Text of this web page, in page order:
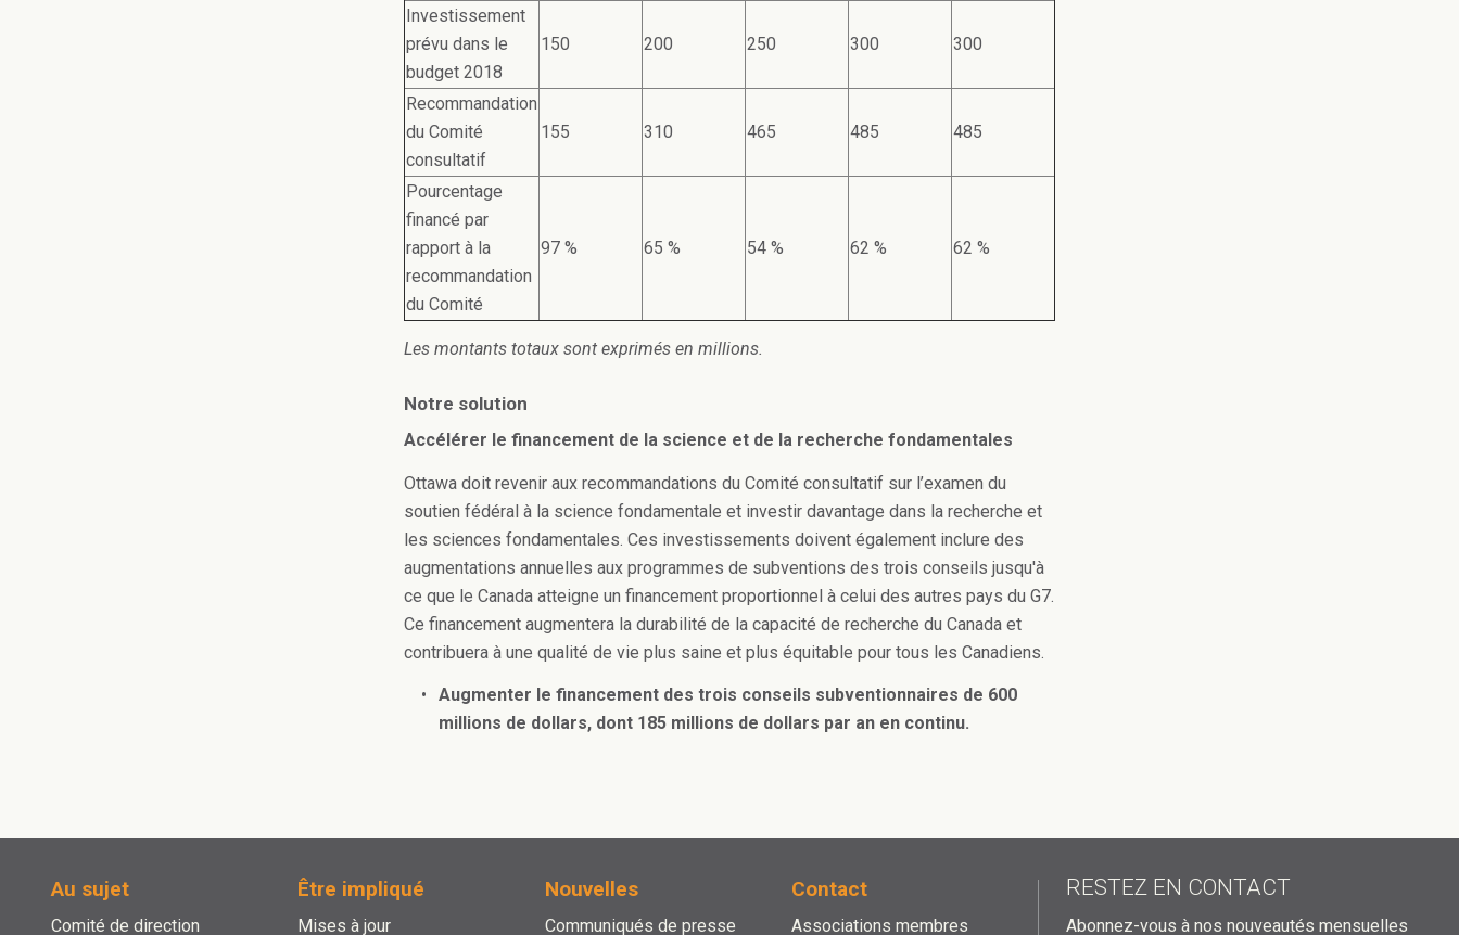
Investissement
prévu dans le
budget 2018
150 200 250 300 300
Recommandation
du Comité
consultatif
155 310 465 485 485
Pourcentage
financé par
rapport à la
recommandation
du Comité
97 % 65 % 54 % 62 % 62 %
Les montants totaux sont exprimés en millions.
Notre solution
Accélérer le financement de la science et de la recherche fondamentales
Ottawa doit revenir aux recommandations du Comité consultatif sur l’examen du
soutien fédéral à la science fondamentale et investir davantage dans la recherche et
les sciences fondamentales. Ces investissements doivent également inclure des
augmentations annuelles aux programmes de subventions des trois conseils jusqu'à
ce que le Canada atteigne un financement proportionnel à celui des autres pays du G7.
Ce financement augmentera la durabilité de la capacité de recherche du Canada et
contribuera à une qualité de vie plus saine et plus équitable pour tous les Canadiens.
Augmenter le financement des trois conseils subventionnaires de 600
millions de dollars, dont 185 millions de dollars par an en continu.
Au sujet
Comité de direction
Être impliqué
Mises à jour
Nouvelles
Communiqués de presse
Contact
Associations membres
RESTEZ EN CONTACT
Abonnez-vous à nos nouveautés mensuelles